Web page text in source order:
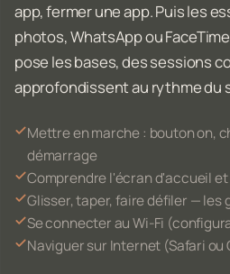
app, fermer une app. Puis les
photos, WhatsApp ou
pose les bases, des sessions
approfondissent au rythme du
Mettre en marche : bouton on,
démarrage
Comprendre l'écran d'accueil et
Glisser, taper, faire défiler — les
Se connecter au Wi-Fi
Naviguer sur Internet (Safari ou